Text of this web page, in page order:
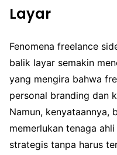
Layar
Fenomena freelance
balik layar semakin
yang mengira bahwa
personal branding dan
Namun, kenyataannya,
memerlukan tenaga
strategis tanpa harus